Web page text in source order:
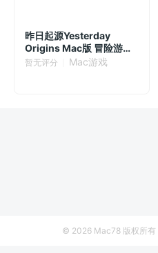
昨日起源Yesterday
Origins Mac版 冒险游戏
v08.12.2023(5.5.0p4)
暂无评分 Mac游戏
© 2026 Mac78版权所有